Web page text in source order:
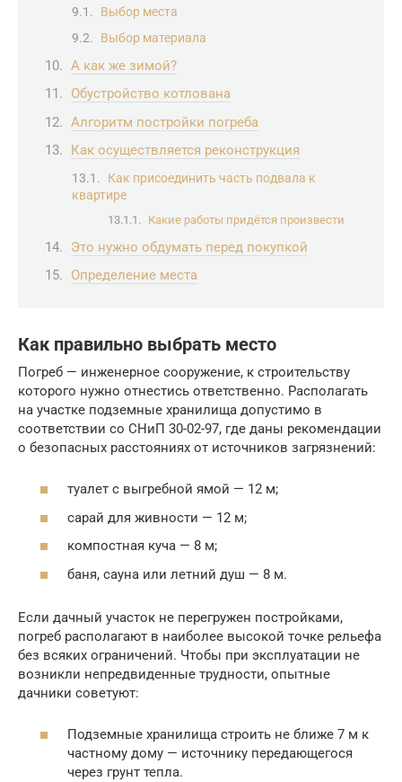
Выбор места
Выбор материала
А как же зимой?
Обустройство котлована
Алгоритм постройки погреба
Как осуществляется реконструкция
Как присоединить часть подвала к
квартире
Какие работы придётся произвести
Это нужно обдумать перед покупкой
Определение места
Как правильно выбрать место
Погреб — инженерное сооружение, к строительству
которого нужно отнестись ответственно. Располагать
на участке подземные хранилища допустимо в
соответствии со СНиП 30-02-97, где даны рекомендации
о безопасных расстояниях от источников загрязнений:
туалет с выгребной ямой — 12 м;
сарай для живности — 12 м;
компостная куча — 8 м;
баня, сауна или летний душ — 8 м.
Если дачный участок не перегружен постройками,
погреб располагают в наиболее высокой точке рельефа
без всяких ограничений. Чтобы при эксплуатации не
возникли непредвиденные трудности, опытные
дачники советуют:
Подземные хранилища строить не ближе 7 м к
частному дому — источнику передающегося
через грунт тепла.